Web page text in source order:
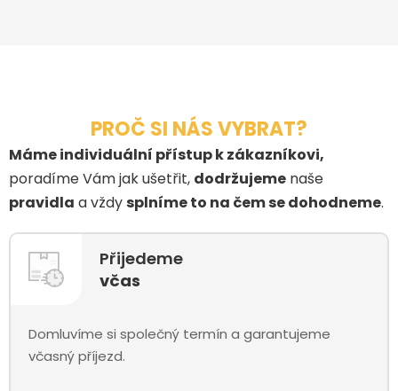
PROČ SI NÁS VYBRAT?
Máme individuální přístup k zákazníkovi,
poradíme Vám jak ušetřit, dodržujeme naše
pravidla a vždy splníme to na čem se dohodneme.
Přijedeme
včas
Domluvíme si společný termín a garantujeme
včasný příjezd.